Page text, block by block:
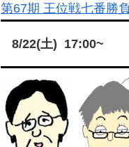
第67期 王位戦七番勝負
8/22(土) 17:00~